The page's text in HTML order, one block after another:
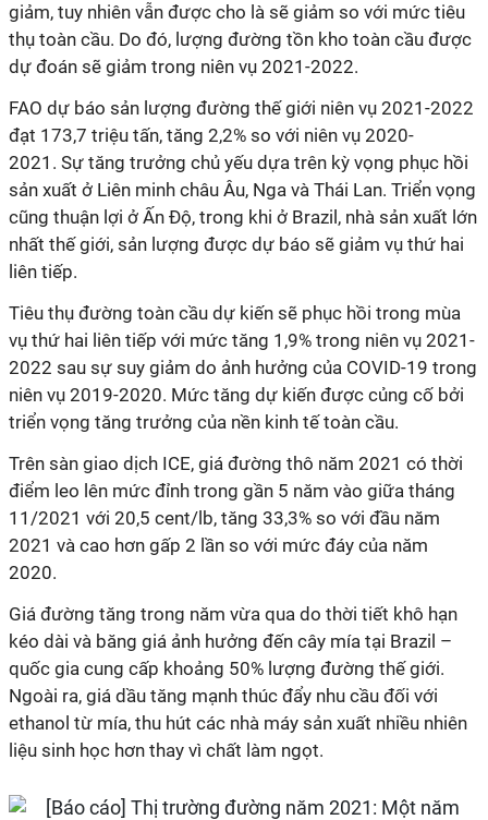
giảm, tuy nhiên vẫn được cho là sẽ giảm so với mức tiêu
thụ toàn cầu. Do đó, lượng đường tồn kho toàn cầu được
dự đoán sẽ giảm trong niên vụ 2021-2022.
FAO dự báo sản lượng đường thế giới niên vụ 2021-2022
đạt 173,7 triệu tấn, tăng 2,2% so với niên vụ 2020-
2021. Sự tăng trưởng chủ yếu dựa trên kỳ vọng phục hồi
sản xuất ở Liên minh châu Âu, Nga và Thái Lan. Triển vọng
cũng thuận lợi ở Ấn Độ, trong khi ở Brazil, nhà sản xuất lớn
nhất thế giới, sản lượng được dự báo sẽ giảm vụ thứ hai
liên tiếp.
Tiêu thụ đường toàn cầu dự kiến sẽ phục hồi trong mùa
vụ thứ hai liên tiếp với mức tăng 1,9% trong niên vụ 2021-
2022 sau sự suy giảm do ảnh hưởng của COVID-19 trong
niên vụ 2019-2020. Mức tăng dự kiến được củng cố bởi
triển vọng tăng trưởng của nền kinh tế toàn cầu.
Trên sàn giao dịch ICE, giá đường thô năm 2021 có thời
điểm leo lên mức đỉnh trong gần 5 năm vào giữa tháng
11/2021 với 20,5 cent/lb, tăng 33,3% so với đầu năm
2021 và cao hơn gấp 2 lần so với mức đáy của năm
2020.
Giá đường tăng trong năm vừa qua do thời tiết khô hạn
kéo dài và băng giá ảnh hưởng đến cây mía tại Brazil –
quốc gia cung cấp khoảng 50% lượng đường thế giới.
Ngoài ra, giá dầu tăng mạnh thúc đẩy nhu cầu đối với
ethanol từ mía, thu hút các nhà máy sản xuất nhiều nhiên
liệu sinh học hơn thay vì chất làm ngọt.